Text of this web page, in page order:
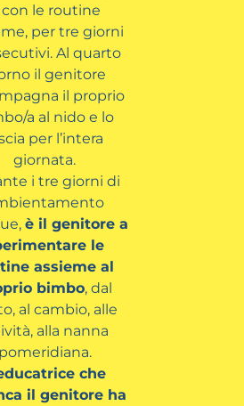
le routine
per tre giorni
Al quarto
il genitore
il proprio
a al nido e lo
per l’intera
giornata.
i tre giorni di
è il genitore a
le
assieme al
bimbo, dal
al cambio, alle
alla nanna
pomeridiana.
che
il genitore ha